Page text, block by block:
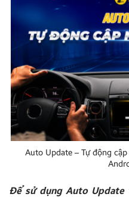
Auto Update – Tự động
Để sử dụng Auto Update